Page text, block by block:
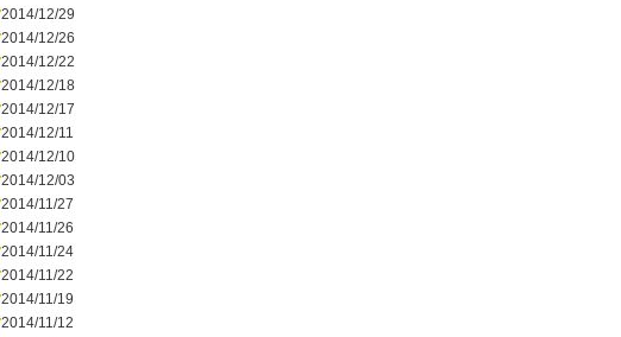
2014/12/29
2014/12/26
2014/12/22
2014/12/18
2014/12/17
2014/12/11
2014/12/10
2014/12/03
2014/11/27
2014/11/26
2014/11/24
2014/11/22
2014/11/19
2014/11/12